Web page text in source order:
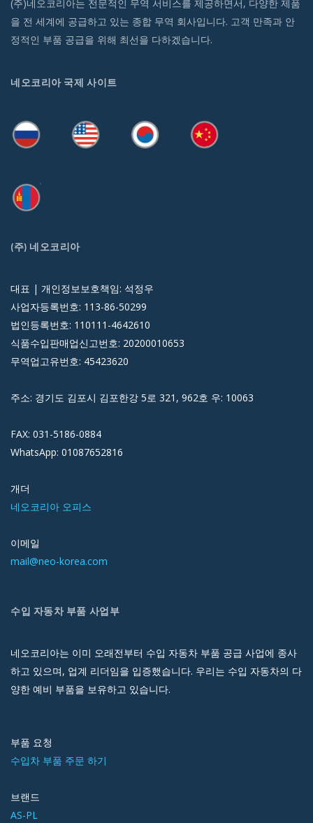
(주)네오코리아는 전문적인 무역 서비스를 제공하면서, 다양한 제품
을 전 세계에 공급하고 있는 종합 무역 회사입니다. 고객 만족과 안
정적인 부품 공급을 위해 최선을 다하겠습니다.
네오코리아 국제 사이트
(주) 네오코리아
대표 | 개인정보보호책임: 석정우
사업자등록번호: 113-86-50299
법인등록번호: 110111-4642610
식품수입판매업신고번호: 20200010653
무역업고유번호: 45423620
주소: 경기도 김포시 김포한강 5로 321, 962호 우: 10063
FAX: 031-5186-0884
WhatsApp: 01087652816
개더
네오코리아 오피스
이메일
mail@neo-korea.com
수입 자동차 부품 사업부
네오코리아는 이미 오래전부터 수입 자동차 부품 공급 사업에 종사
하고 있으며, 업계 리더임을 입증했습니다. 우리는 수입 자동차의 다
양한 예비 부품을 보유하고 있습니다.
부품 요청
수입차 부품 주문 하기
브랜드
AS-PL